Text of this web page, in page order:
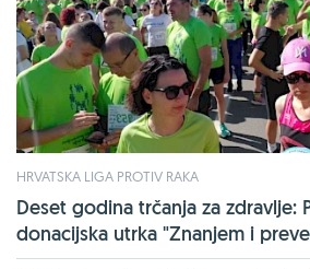
HRVATSKA LIGA PROTIV RAKA
Deset godina trčanja za zdravlje:
donacijska utrka "Znanjem i